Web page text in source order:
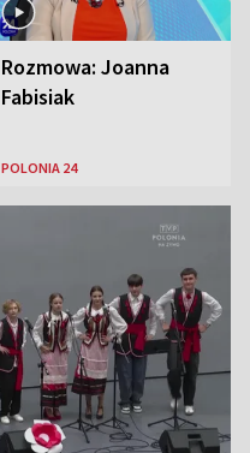
Rozmowa: Joanna
Fabisiak
POLONIA 24